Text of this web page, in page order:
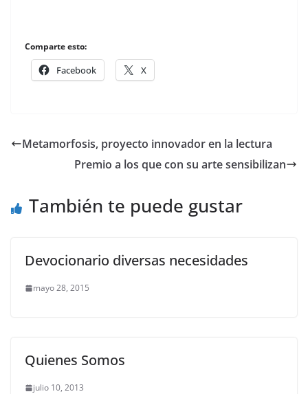
Comparte esto:
Facebook X
Metamorfosis, proyecto innovador en la lectura
Premio a los que con su arte sensibilizan
También te puede gustar
Devocionario diversas necesidades
mayo 28, 2015
Quienes Somos
julio 10, 2013